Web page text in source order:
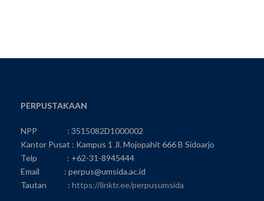
PERPUSTAKAAN
NPP : 3515082D1000002
Kantor Pusat : Kampus 1 Jl. Mojopahit 666 B Sidoarjo
Telp : +62-31-8945444
Email : perpus@umsida.ac.id
Tautan : https://linktr.ee/perpusumsida